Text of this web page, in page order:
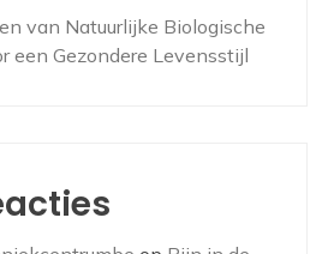
van Natuurlijke Biologische
een Gezondere Levensstijl